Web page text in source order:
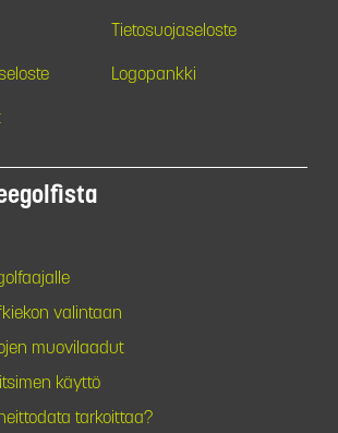
Tietosuojaseloste
Logopankki
valintaan
muovilaadut
käyttö
tarkoittaa?